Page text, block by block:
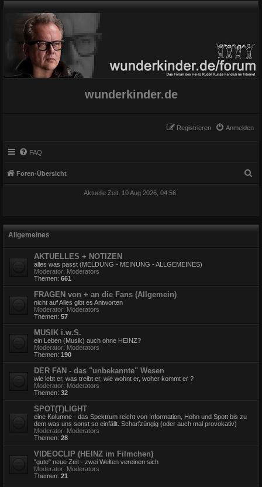
wunderkinder.de
Anmelden
Registrieren
FAQ
Foren-Übersicht
Aktuelle Zeit: 10 Aug 2026, 04:56
Allgemeines
AKTUELLES + NOTIZEN
alles was passt (MELDUNG - MEINUNG - ALLGEMEINES)
Moderator: Moderators
Themen: 661
FRAGEN von + an die Fans (Allgemein)
nicht auf Alles gibt es Antworten
Moderator: Moderators
Themen: 57
MUSIK i.w.S.
ein Leben (Musik) auch ohne HEINZ?
Moderator: Moderators
Themen: 190
DER FAN - das "unbekannte" Wesen
wie lebt er, was treibt er, wie wohnt er, woher kommt er ?
Moderator: Moderators
Themen: 32
SPOT(T)LIGHT
eine Kolumne - das Spektrum reicht von Information, Hohn und Spott bis zu
dem was uns sonst so einfällt. Scharfzüngig (oder auch mal provokativ)
Moderator: Moderators
Themen: 28
VIDEOCLIP (HEINZ im Filmchen)
"gute" neue Zeit - zwei Welten vereinen sich
Moderator: Moderators
Themen: 21